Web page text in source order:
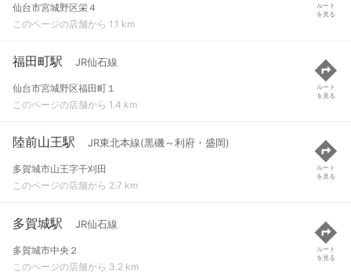
仙台市宮城野区栄４
このページの店舗から 1.1 km
ルート
を見る
福田町駅 JR仙石線
仙台市宮城野区福田町１
このページの店舗から 1.4 km
ルート
を見る
陸前山王駅 JR東北本線(黒磯～利府・盛岡)
多賀城市山王字干刈田
このページの店舗から 2.7 km
ルート
を見る
多賀城駅 JR仙石線
多賀城市中央２
このページの店舗から 3.2 km
ルート
を見る